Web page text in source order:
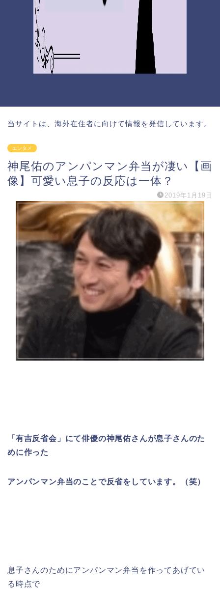
当サイトは、海外在住者に向けて情報を発信しています。
エンタメ
神尾佑のアンパンマン弁当が凄い【画
像】可愛い息子の反応は一体？
2019年1月19日
「有吉反省会」にて俳優の神尾佑さんが息子さんのた
めに作った
アンパンマン弁当のことで反省をしています。（笑）
息子さんのためにアンパンマン弁当を作ってあげてい
る時点で